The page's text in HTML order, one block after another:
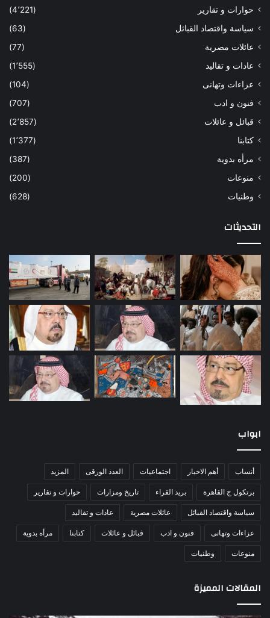
حوارات و تقارير
(4٬221)
سياسة واقتصاد القبائل
(63)
عائلات مصرية
(77)
عادات و تقاليد
(1٬555)
عزاءات وتهانى
(104)
فنون و ادب
(707)
قبائل و عائلات
(2٬857)
كتابنا
(1٬377)
مرأه بدوية
(387)
منوعات
(200)
وطنيات
(628)
التحديثات
ابواب
أنساب أهم الاخبار اجتماعيات العدد الورقى المزيد
برتكول ج القاهرة بريد القراء تاريخ ومزارات حوارات و تقارير
سياسة واقتصاد القبائل عائلات مصرية عادات و تقاليد
عزاءات وتهانى فنون و ادب قبائل و عائلات كتابنا مرأه بدوية
منوعات وطنيات
المقالات المميزة